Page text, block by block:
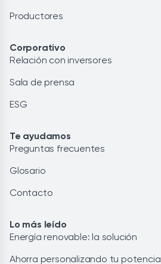
Productores
Corporativo
Relación con inversores
Sala de prensa
ESG
Te ayudamos
Preguntas frecuentes
Glosario
Contacto
Lo más leído
Energía renovable: la solución
Ahorra personalizando tu potencia